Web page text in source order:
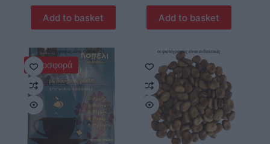
Add to basket Add to basket
Προσφορά
οι φωτογραφίες είναι ενδεικτικές οι φωτογραφίες είναι ενδεικτικές